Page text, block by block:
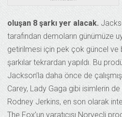
oluşan 8 şarkı yer alacak.
tarafından demoların günümüze
getirilmesi için pek çok güncel ve
şarkılar tekrardan yapıldı. Bu
Jackson’la daha önce de
Carey, Lady Gaga gibi isimlerin
Rodney Jerkins, en son olarak
The Fox’un yaratıcısı Norveçli